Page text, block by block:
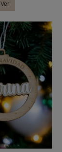
Ver